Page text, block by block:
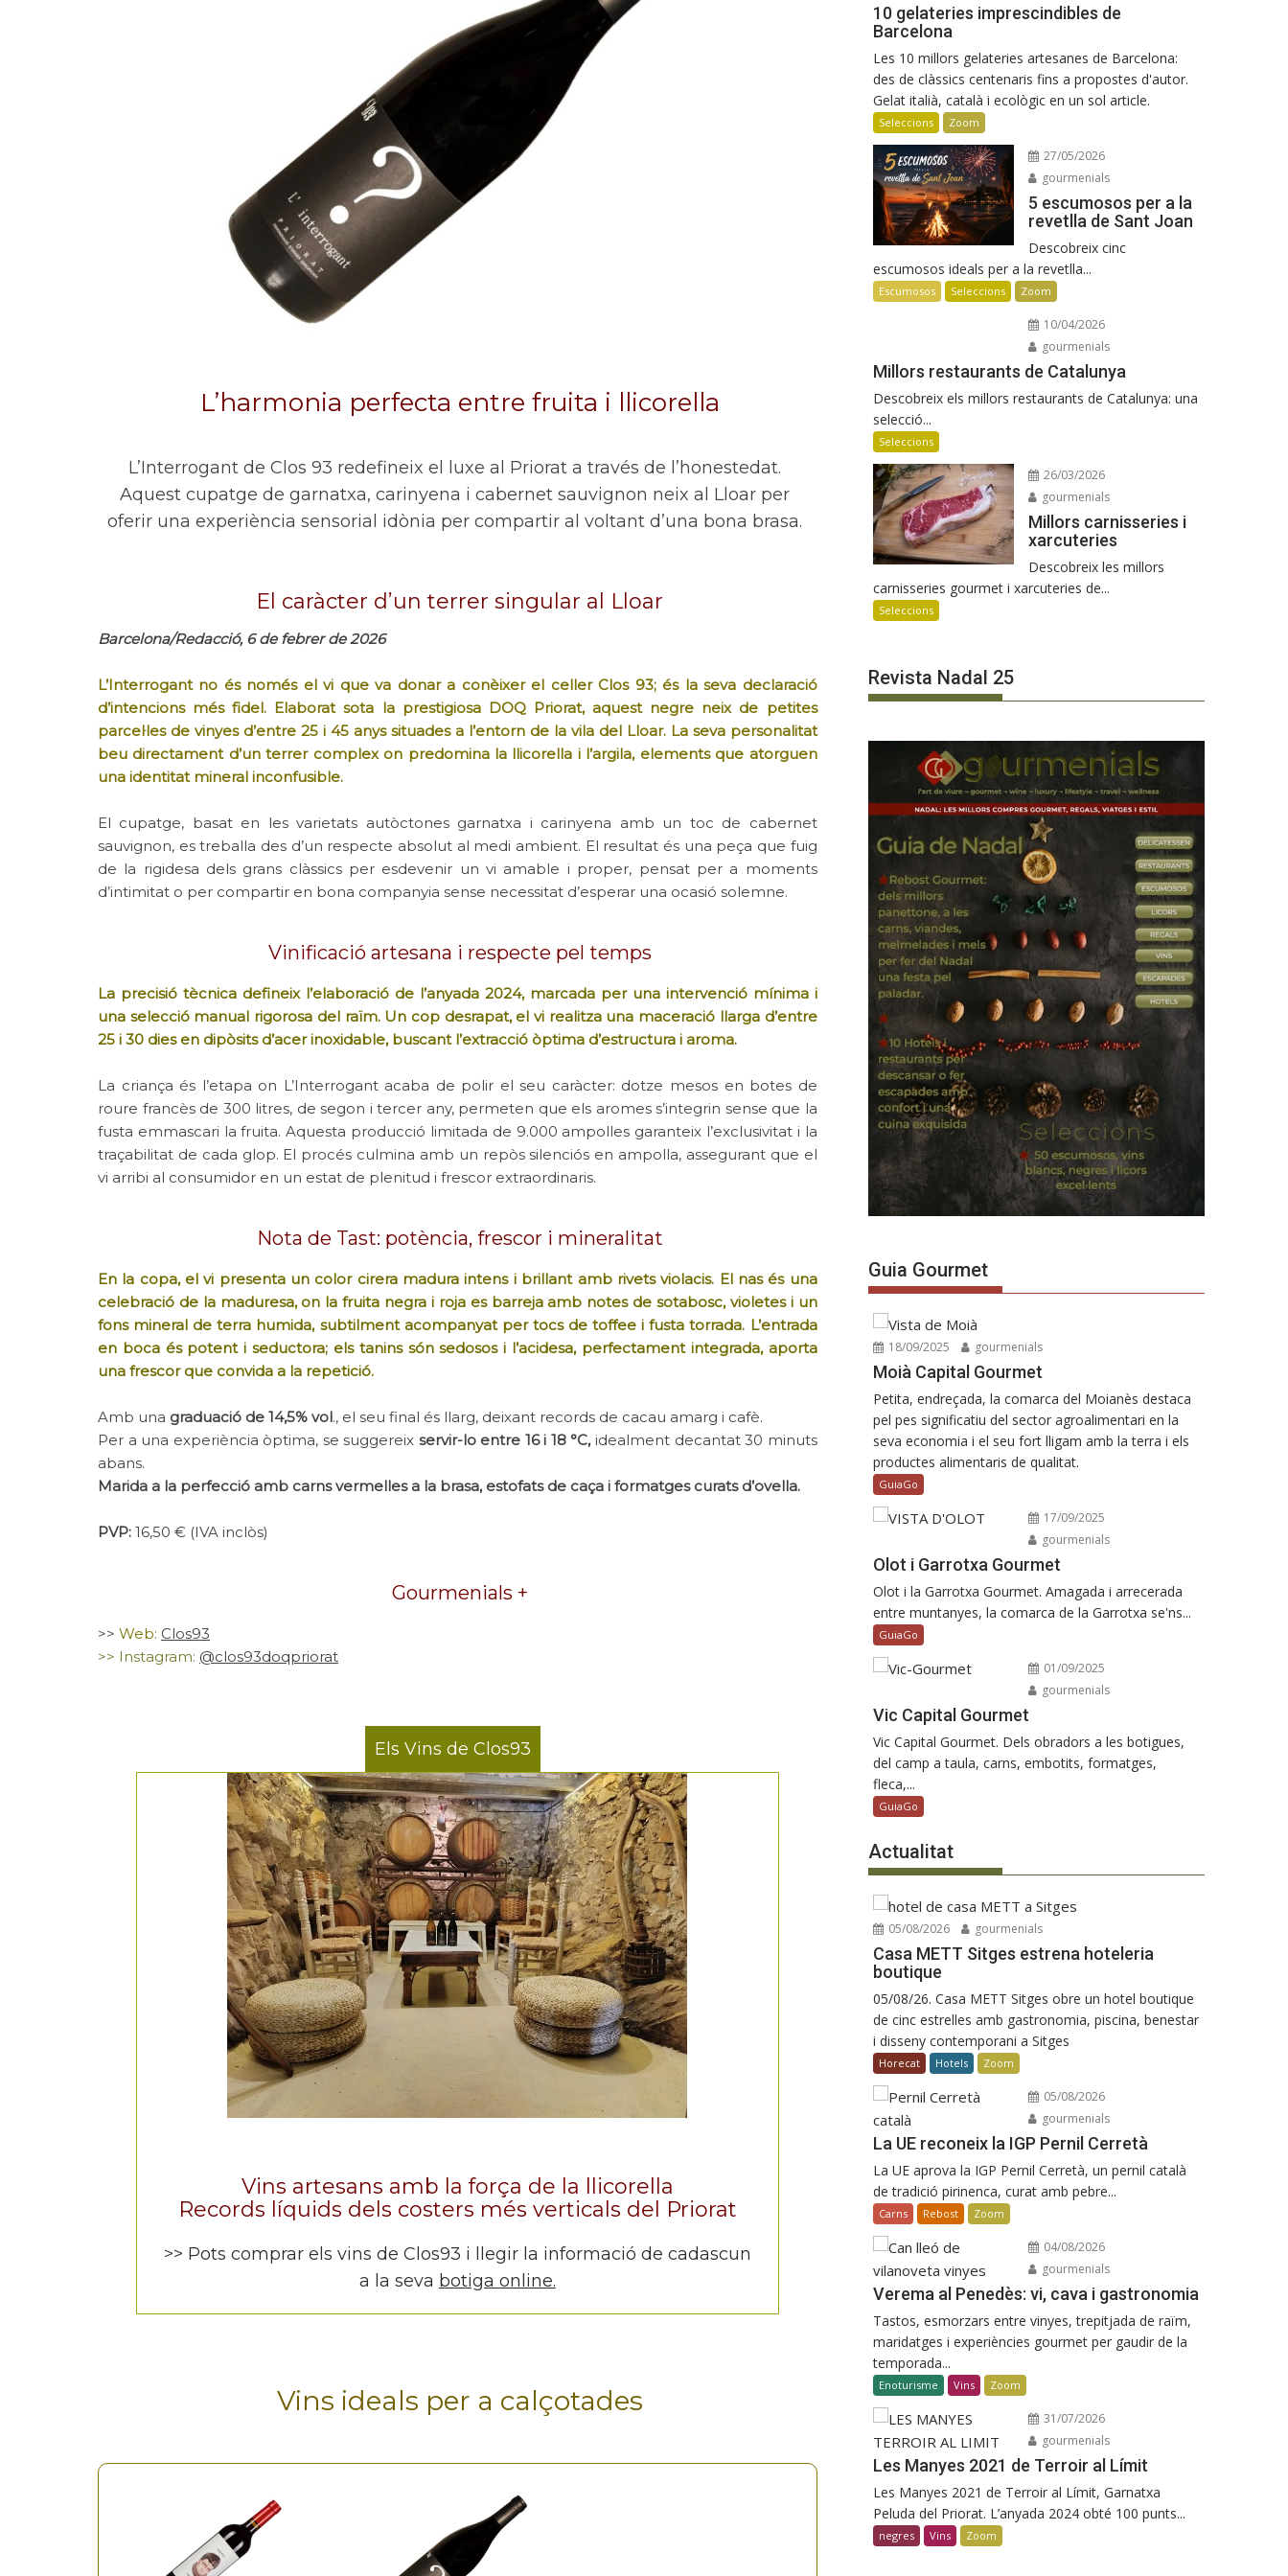
L’harmonia perfecta entre fruita i llicorella
L’Interrogant de Clos 93 redefineix el luxe al Priorat a través de l’honestedat.
Aquest cupatge de garnatxa, carinyena i cabernet sauvignon neix al Lloar per
oferir una experiència sensorial idònia per compartir al voltant d’una bona brasa.
El caràcter d’un terrer singular al Lloar
Barcelona/Redacció, 6 de febrer de 2026
L’Interrogant no és només el vi que va donar a conèixer el celler Clos 93; és la seva declaració
d’intencions més fidel. Elaborat sota la prestigiosa DOQ Priorat, aquest negre neix de petites
parcel·les de vinyes d’entre 25 i 45 anys situades a l’entorn de la vila del Lloar. La seva personalitat
beu directament d’un terrer complex on predomina la llicorella i l’argila, elements que atorguen
una identitat mineral inconfusible.
El cupatge, basat en les varietats autòctones garnatxa i carinyena amb un toc de cabernet
sauvignon, es treballa des d’un respecte absolut al medi ambient. El resultat és una peça que fuig
de la rigidesa dels grans clàssics per esdevenir un vi amable i proper, pensat per a moments
d’intimitat o per compartir en bona companyia sense necessitat d’esperar una ocasió solemne.
Vinificació artesana i respecte pel temps
La precisió tècnica defineix l’elaboració de l’anyada 2024, marcada per una intervenció mínima i
una selecció manual rigorosa del raïm. Un cop desrapat, el vi realitza una maceració llarga d’entre
25 i 30 dies en dipòsits d’acer inoxidable, buscant l’extracció òptima d’estructura i aroma.
La criança és l’etapa on L’Interrogant acaba de polir el seu caràcter: dotze mesos en botes de
roure francès de 300 litres, de segon i tercer any, permeten que els aromes s’integrin sense que la
fusta emmascari la fruita. Aquesta producció limitada de 9.000 ampolles garanteix l’exclusivitat i la
traçabilitat de cada glop. El procés culmina amb un repòs silenciós en ampolla, assegurant que el
vi arribi al consumidor en un estat de plenitud i frescor extraordinaris.
Nota de Tast: potència, frescor i mineralitat
En la copa, el vi presenta un color cirera madura intens i brillant amb rivets violacis. El nas és una
celebració de la maduresa, on la fruita negra i roja es barreja amb notes de sotabosc, violetes i un
fons mineral de terra humida, subtilment acompanyat per tocs de toffee i fusta torrada. L’entrada
en boca és potent i seductora; els tanins són sedosos i l’acidesa, perfectament integrada, aporta
una frescor que convida a la repetició.
Amb una graduació de 14,5% vol., el seu final és llarg, deixant records de cacau amarg i cafè.
Per a una experiència òptima, se suggereix servir-lo entre 16 i 18 °C,idealment decantat 30 minuts
abans.
Marida a la perfecció amb carns vermelles a la brasa, estofats de caça i formatges curats d’ovella.
PVP: 16,50 € (IVA inclòs)
Gourmenials +
>> Web: Clos93
>> Instagram: @clos93doqpriorat
Els Vins de Clos93
Vins artesans amb la força de la llicorella
Records líquids dels costers més verticals del Priorat
>> Pots comprar els vins de Clos93 i llegir la informació de cadascun
a la seva botiga online.
Vins ideals per a calçotades
10 gelateries imprescindibles de
Barcelona
Les 10 millors gelateries artesanes de Barcelona:
des de clàssics centenaris fins a propostes d'autor.
Gelat italià, català i ecològic en un sol article.
Seleccions Zoom
27/05/2026
gourmenials
5 escumosos per a la
revetlla de Sant Joan
Descobreix cinc
escumosos ideals per a la revetlla...
Escumosos Seleccions Zoom
10/04/2026
gourmenials
Millors restaurants de Catalunya
Descobreix els millors restaurants de Catalunya: una
selecció...
Seleccions
26/03/2026
gourmenials
Millors carnisseries i
xarcuteries
Descobreix les millors
carnisseries gourmet i xarcuteries de...
Seleccions
Revista Nadal 25
Guia Gourmet
18/09/2025 gourmenials
Moià Capital Gourmet
Petita, endreçada, la comarca del Moianès destaca
pel pes significatiu del sector agroalimentari en la
seva economia i el seu fort lligam amb la terra i els
productes alimentaris de qualitat.
GuiaGo
17/09/2025
gourmenials
Olot i Garrotxa Gourmet
Olot i la Garrotxa Gourmet. Amagada i arrecerada
entre muntanyes, la comarca de la Garrotxa se'ns...
GuiaGo
01/09/2025
gourmenials
Vic Capital Gourmet
Vic Capital Gourmet. Dels obradors a les botigues,
del camp a taula, carns, embotits, formatges,
fleca,...
GuiaGo
Actualitat
05/08/2026 gourmenials
Casa METT Sitges estrena hoteleria
boutique
05/08/26. Casa METT Sitges obre un hotel boutique
de cinc estrelles amb gastronomia, piscina, benestar
i disseny contemporani a Sitges
Horecat Hotels Zoom
05/08/2026
gourmenials
La UE reconeix la IGP Pernil Cerretà
La UE aprova la IGP Pernil Cerretà, un pernil català
de tradició pirinenca, curat amb pebre...
Carns Rebost Zoom
04/08/2026
gourmenials
Verema al Penedès: vi, cava i gastronomia
Tastos, esmorzars entre vinyes, trepitjada de raïm,
maridatges i experiències gourmet per gaudir de la
temporada...
Enoturisme Vins Zoom
31/07/2026
gourmenials
Les Manyes 2021 de Terroir al Límit
Les Manyes 2021 de Terroir al Límit, Garnatxa
Peluda del Priorat. L’anyada 2024 obté 100 punts...
negres Vins Zoom